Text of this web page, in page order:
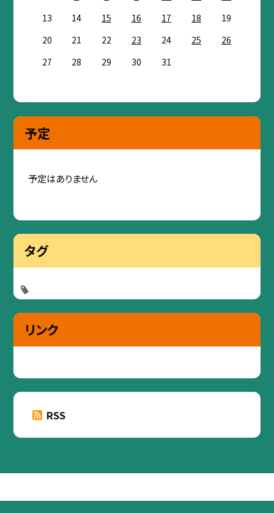
13
14 15 16 17 18
19
20
21 22 23 24 25
26
27
28 29 30 31
予定
予定はありません
タグ
リンク
RSS